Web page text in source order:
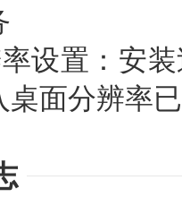
置：安装
面分辨率